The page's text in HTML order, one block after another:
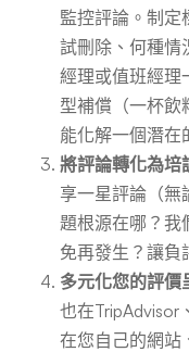
監控評論。制定
試刪除、何種情
經理或值班經理
型補償（一杯飲
能化解一個潛在
將評論轉化為培
享一星評論（無
題根源在哪？我
免再發生？讓負
多元化您的評價
也在TripAdvisor、
在您自己的網站